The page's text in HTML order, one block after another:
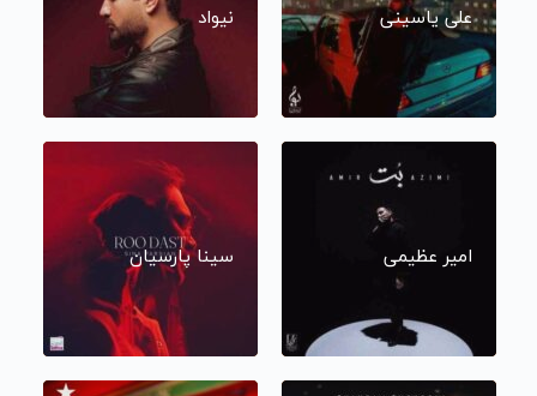
علی یاسینی نیواد
امیر عظیمی سینا پارسیان